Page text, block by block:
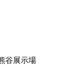
谷展示場